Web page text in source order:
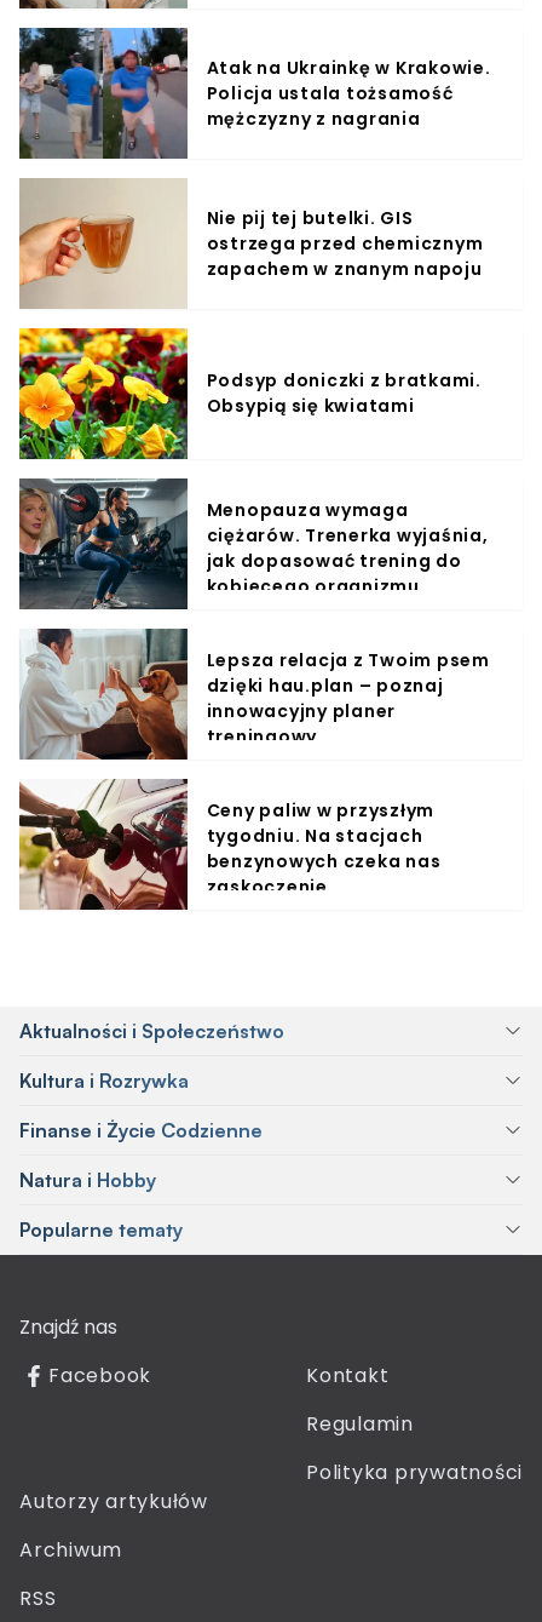
Atak na Ukrainkę w Krakowie.
Policja ustala tożsamość
mężczyzny z nagrania
Nie pij tej butelki. GIS
ostrzega przed chemicznym
zapachem w znanym napoju
Podsyp doniczki z bratkami.
Obsypią się kwiatami
Menopauza wymaga
ciężarów. Trenerka wyjaśnia,
jak dopasować trening do
kobiecego organizmu
Lepsza relacja z Twoim psem
dzięki hau.plan – poznaj
innowacyjny planer
treningowy
Ceny paliw w przyszłym
tygodniu. Na stacjach
benzynowych czeka nas
zaskoczenie
Aktualności i Społeczeństwo
Kultura i Rozrywka
Finanse i Życie Codzienne
Natura i Hobby
Popularne tematy
Znajdź nas
Facebook
Kontakt
Regulamin
Polityka prywatności
Autorzy artykułów
Archiwum
RSS